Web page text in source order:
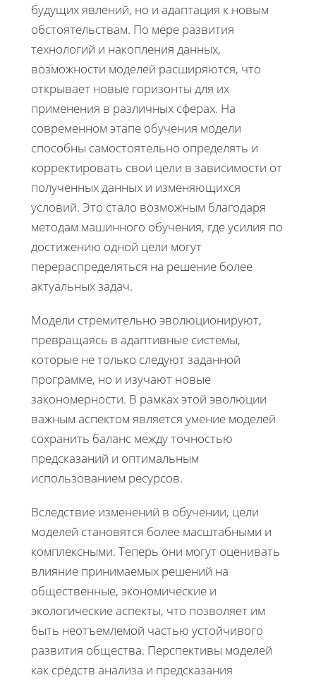
будущих явлений, но и адаптация к новым
обстоятельствам. По мере развития
технологий и накопления данных,
возможности моделей расширяются, что
открывает новые горизонты для их
применения в различных сферах. На
современном этапе обучения модели
способны самостоятельно определять и
корректировать свои цели в зависимости от
полученных данных и изменяющихся
условий. Это стало возможным благодаря
методам машинного обучения, где усилия по
достижению одной цели могут
перераспределяться на решение более
актуальных задач.
Модели стремительно эволюционируют,
превращаясь в адаптивные системы,
которые не только следуют заданной
программе, но и изучают новые
закономерности. В рамках этой эволюции
важным аспектом является умение моделей
сохранить баланс между точностью
предсказаний и оптимальным
использованием ресурсов.
Вследствие изменений в обучении, цели
моделей становятся более масштабными и
комплексными. Теперь они могут оценивать
влияние принимаемых решений на
общественные, экономические и
экологические аспекты, что позволяет им
быть неотъемлемой частью устойчивого
развития общества. Перспективы моделей
как средств анализа и предсказания